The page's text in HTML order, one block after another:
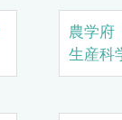
農学
生産科